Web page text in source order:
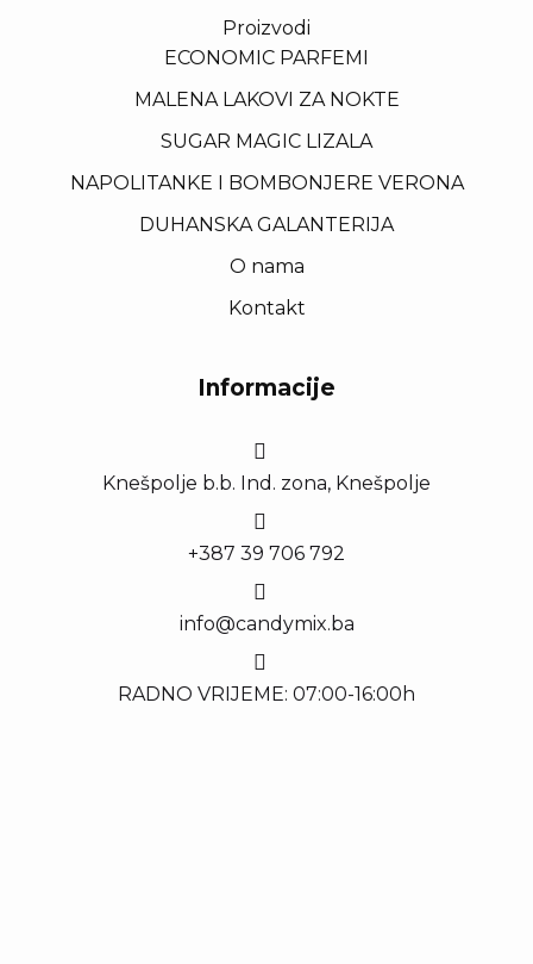
Proizvodi
ECONOMIC PARFEMI
MALENA LAKOVI ZA NOKTE
SUGAR MAGIC LIZALA
NAPOLITANKE I BOMBONJERE VERONA
DUHANSKA GALANTERIJA
O nama
Kontakt
Informacije
Knešpolje b.b. Ind. zona, Knešpolje
+387 39 706 792
info@candymix.ba
RADNO VRIJEME: 07:00-16:00h